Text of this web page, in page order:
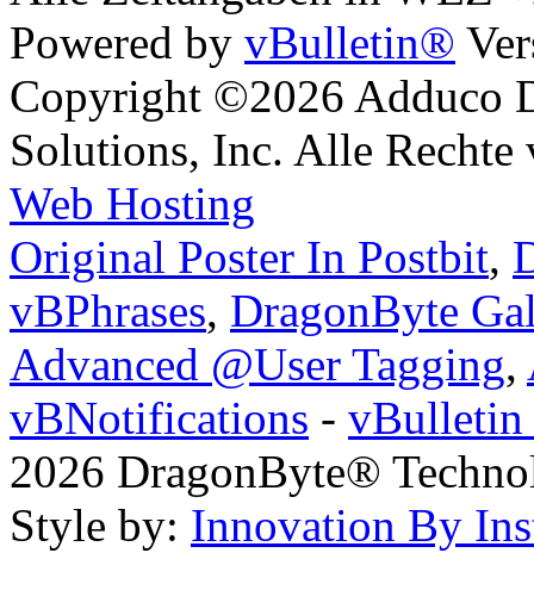
Powered by vBulletin®
Copyright ©2026 Adduco
Solutions, Inc. Alle Rechte
Web Hosting
Original Poster In Postbit,
vBPhrases, DragonByte
Advanced @User Tagging,
vBNotifications - vBulletin
2026 DragonByte®
Style by: Innovation By